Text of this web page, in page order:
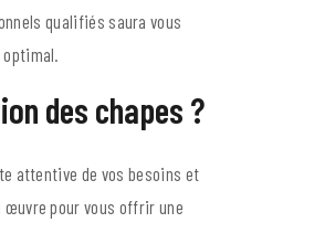
qualifiés saura vous
des chapes ?
attentive de vos besoins et
œuvre pour vous offrir une